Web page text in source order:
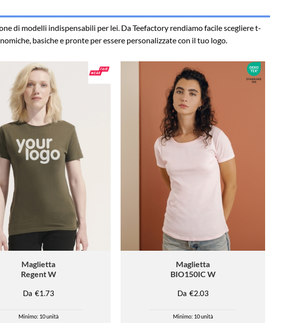
di modelli indispensabili per lei. Da Teefactory rendiamo facile scegliere t-
basiche e pronte per essere personalizzate con il tuo logo.
Maglietta
Regent W
Da €1.73
Minimo: 10 unità
Maglietta
BIO150IC W
Da €2.03
Minimo: 10 unità